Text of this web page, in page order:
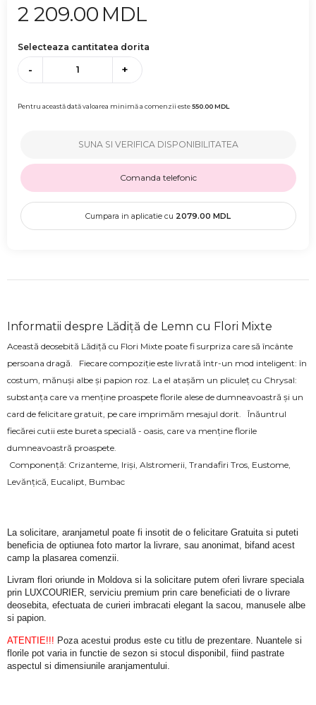
2 209.00 MDL
Selecteaza cantitatea dorita
- +
Pentru această dată valoarea minimă a comenzii este550.00MDL
SUNA SI VERIFICA DISPONIBILITATEA
Comanda telefonic
Cumpara in aplicatie cu 2079.00 MDL
Informatii despre Lădiță de Lemn cu Flori Mixte
Această deosebită Lădiță cu Flori Mixte poate fi surpriza care să încânte
persoana dragă. Fiecare compoziție este livrată într-un mod inteligent: în
costum, mănuși albe și papion roz. La el atașăm un pliculeț cu Chrysal:
substanța care va menține proaspete florile alese de dumneavoastră și un
card de felicitare gratuit, pe care imprimăm mesajul dorit. Înăuntrul
fiecărei cutii este bureta specială - oasis, care va menține florile
dumneavoastră proaspete.
Componență: Crizanteme, Iriși, Alstromerii, Trandafiri Tros, Eustome,
Levănțică, Eucalipt, Bumbac
La solicitare, aranjametul poate fi insotit de o felicitare Gratuita si puteti
beneficia de optiunea foto martor la livrare, sau anonimat, bifand acest
camp la plasarea comenzii.
Livram flori oriunde in Moldova si la solicitare putem oferi livrare speciala
prin LUXCOURIER, serviciu premium prin care beneficiati de o livrare
deosebita, efectuata de curieri imbracati elegant la sacou, manusele albe
si papion.
ATENTIE!!! Poza acestui produs este cu titlu de prezentare. Nuantele si
florile pot varia in functie de sezon si stocul disponibil, fiind pastrate
aspectul si dimensiunile aranjamentului.